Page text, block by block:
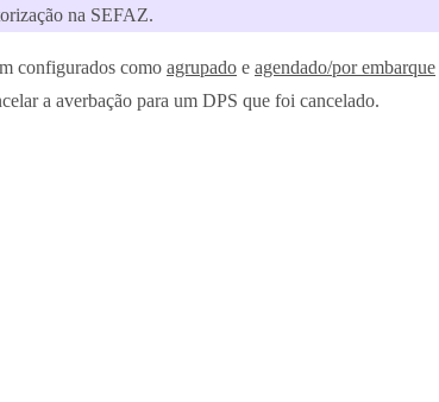
na SEFAZ.
configurados como agrupado e agendado/por embarque
a averbação para um DPS que foi cancelado.